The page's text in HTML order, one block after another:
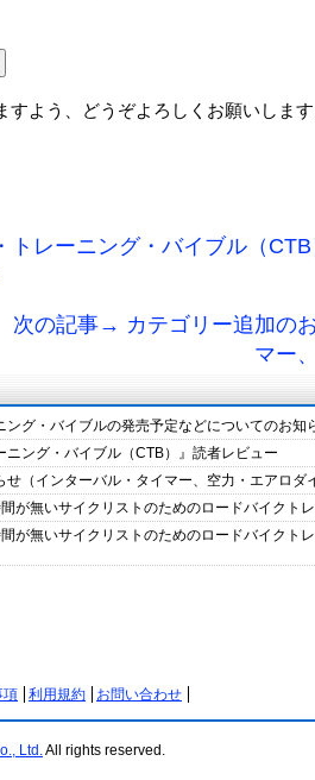
よう、どうぞよろしくお願いします
トレーニング・バイブル（
次の記事→ カテゴリー追加の
マー
ング・バイブルの発売予定などについてのお知
ニング・バイブル（CTB）』読者レビュー
（インターバル・タイマー、空力・エアロダ
が無いサイクリストのためのロードバイクト
が無いサイクリストのためのロードバイクト
項 利用規約 お問い合わせ
Ltd.All rights reserved.